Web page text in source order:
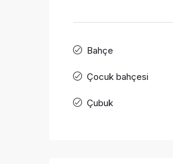
Bahçe
Çocuk bahçesi
Çubuk